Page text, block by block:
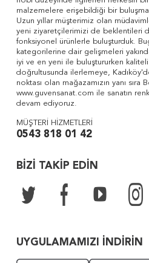
malzemelere erişebildiği bir buluşma
Uzun yıllar müşterimiz olan
yeni ziyaretçilerimizi de beklentileri
fonksiyonel ürünlerle buluşturduk.
kategorilerine dair gelişmeleri
iyi ve en yeni ile buluştururken
doğrultusunda ilerlemeye,
noktası olan mağazamızın yanı sıra
www.guvensanat.com ile sanatın
devam ediyoruz.
MÜŞTERİ HİZMETLERİ
0543 818 01 42
BİZİ TAKİP EDİN
UYGULAMAMIZI İNDİRİN